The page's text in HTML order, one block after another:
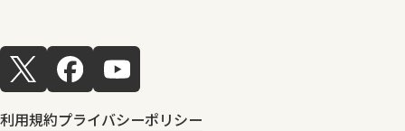
利用規約プライバシーポリシー